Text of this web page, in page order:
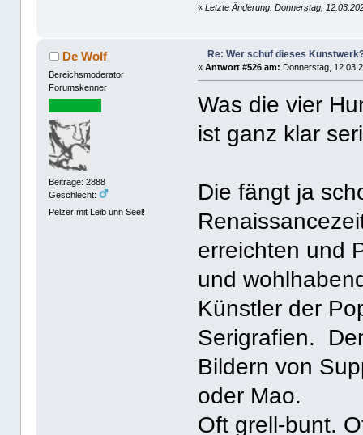
«Letzte Änderung: Donnerstag,
De Wolf
Bereichsmoderator
Forumskenner
Beiträge: 2888
Geschlecht:
Pelzer mit Leib unn Seel!
Re: Wer schuf dieses
«Antwort #526 am: Donnerstag,
Was die vier
ist ganz klar
Die fängt ja
erreichten und
und
Künstler der
Serigrafien.
Bildern von
oder Mao.
Oft grell-bunt.